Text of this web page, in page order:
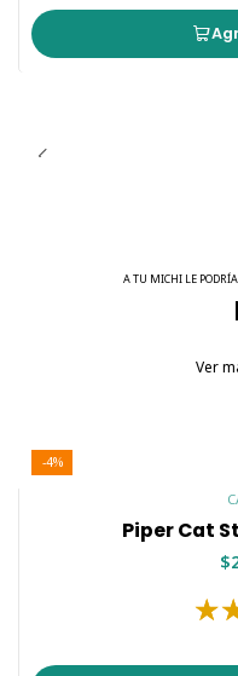
A TU MICHI LE
Ver
-4%
Piper Cat